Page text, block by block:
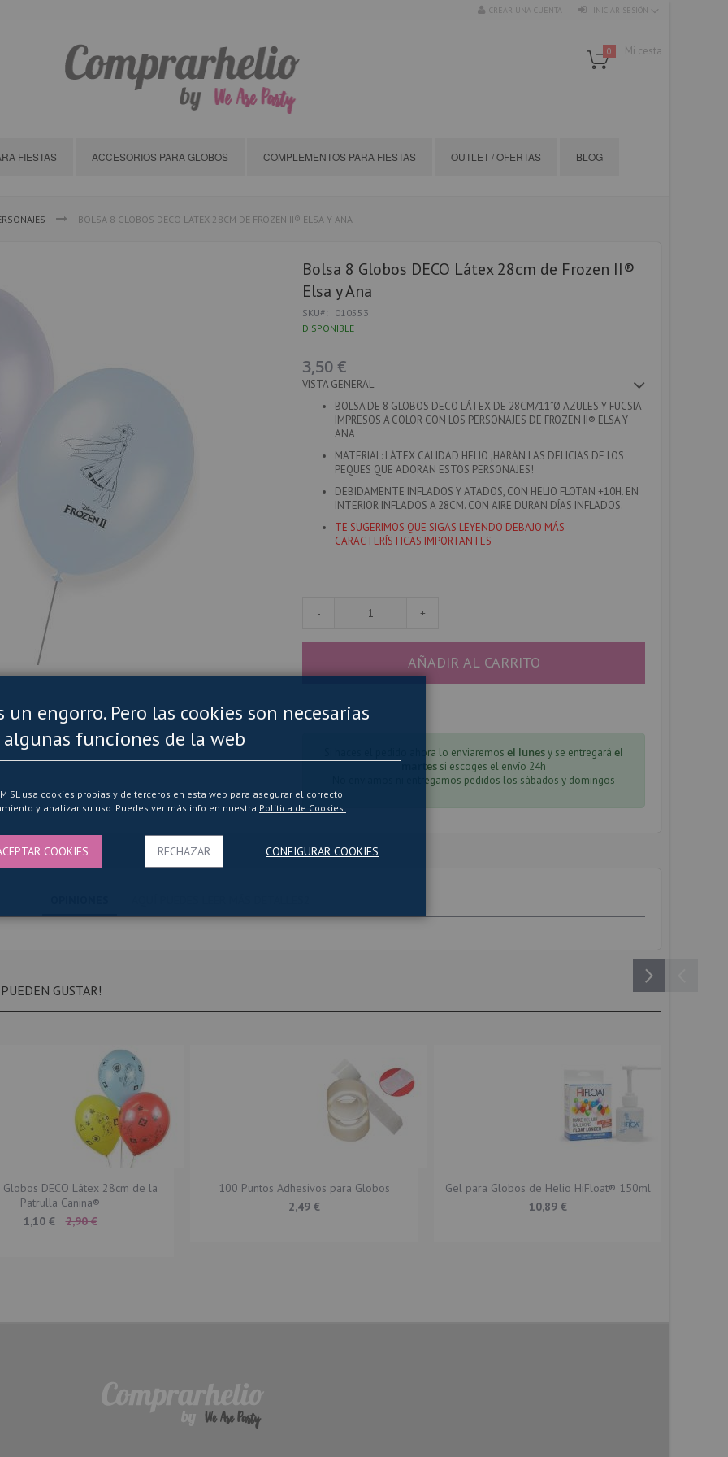
INICIAR SESIÓN
CREAR UNA CUENTA
Mi cesta
0
FIESTAS ACCESORIOS PARA GLOBOS COMPLEMENTOS PARA FIESTAS OUTLET / OFERTAS BLOG
BOLSA 8 GLOBOS DECO LÁTEX 28CM DE FROZEN II® ELSA Y ANA
Bolsa 8 Globos DECO Látex 28cm de Frozen II®
Elsa y Ana
SKU
010553
DISPONIBLE
3,50 €
VISTA GENERAL
BOLSA DE 8 GLOBOS DECO LÁTEX DE 28CM/11”Ø AZULES Y FUCSIA
IMPRESOS A COLOR CON LOS PERSONAJES DE FROZEN II® ELSA Y
ANA
MATERIAL: LÁTEX CALIDAD HELIO ¡HARÁN LAS DELICIAS DE LOS
PEQUES QUE ADORAN ESTOS PERSONAJES!
DEBIDAMENTE INFLADOS Y ATADOS, CON HELIO FLOTAN +10H. EN
INTERIOR INFLADOS A 28CM. CON AIRE DURAN DÍAS INFLADOS.
TE SUGERIMOS QUE SIGAS LEYENDO DEBAJO MÁS
CARACTERÍSTICAS IMPORTANTES
- +
AÑADIR AL CARRITO
Si haces el pedido ahora lo enviaremosel lunesy se entregaráel
martes si escoges el envío 24h
No enviamos ni entregamos pedidos los sábados y domingos
GUSTAR!
Globos DECO Látex 28cm de la
Patrulla Canina®
Special
1,10 € 2,90 €
100 Puntos Adhesivos para Globos
2,49 €
Gel para Globos de Helio HiFloat® 150ml
10,89 €
un engorro. Pero las cookies son necesarias
algunas funciones de la web
SL usa cookies propias y de terceros en esta web para asegurar el correcto
y analizar su uso. Puedes ver más info en nuestra Politica de Cookies.
COOKIES RECHAZAR CONFIGURAR COOKIES